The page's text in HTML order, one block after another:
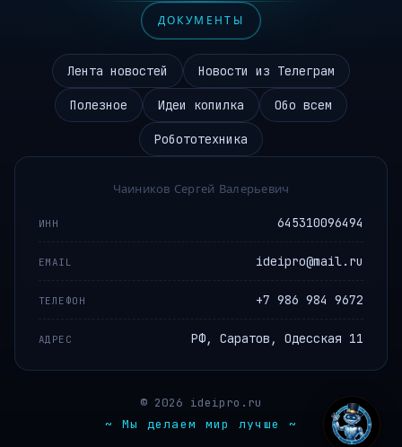
ДОКУМЕНТЫ
Лента новостей Новости из Телеграм
Полезное Идеи копилка Обо всем
Робототехника
Чаиников Сергей Валерьевич
ИНН 645310096494
EMAIL ideipro@mail.ru
ТЕЛЕФОН +7 986 984 9672
АДРЕС РФ, Саратов, Одесская 11
© 2026 ideipro.ru
~ Мы делаем мир лучше ~